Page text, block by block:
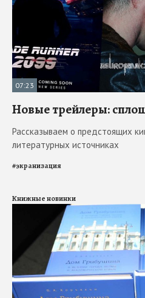
07:23
Новые трейлеры:
Рассказываем о предстоящих
литературных источниках
#экранизация
Книжные новинки